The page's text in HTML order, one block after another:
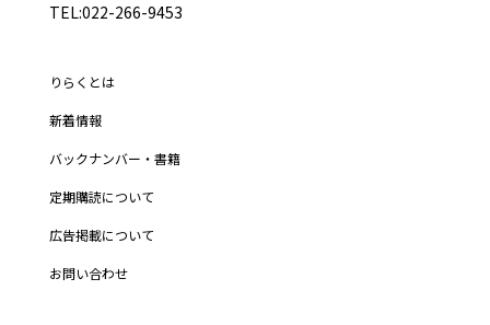
TEL:022-266-9453
りらくとは
新着情報
バックナンバー・書籍
定期購読について
広告掲載について
お問い合わせ